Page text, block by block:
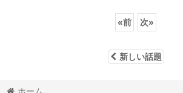
«前 次»
新しい話題
ホーム